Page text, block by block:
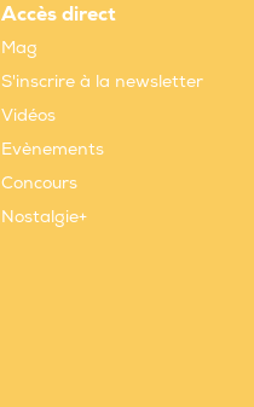
Accès direct
Mag
S'inscrire à la newsletter
Vidéos
Evènements
Concours
Nostalgie+